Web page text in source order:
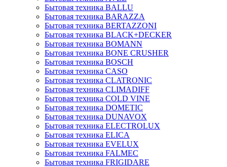
Бытовая техника BALLU
Бытовая техника BARAZZA
Бытовая техника BERTAZZONI
Бытовая техника BLACK+DECKER
Бытовая техника BOMANN
Бытовая техника BONE CRUSHER
Бытовая техника BOSCH
Бытовая техника CASO
Бытовая техника CLATRONIC
Бытовая техника CLIMADIFF
Бытовая техника COLD VINE
Бытовая техника DOMETIC
Бытовая техника DUNAVOX
Бытовая техника ELECTROLUX
Бытовая техника ELICA
Бытовая техника EVELUX
Бытовая техника FALMEC
Бытовая техника FRIGIDARE